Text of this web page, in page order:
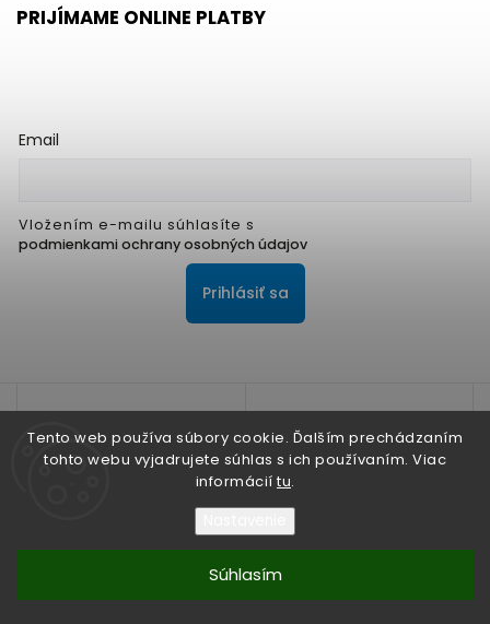
Tento web používa súbory cookie. Ďalším prechádzaním
tohto webu vyjadrujete súhlas s ich používaním. Viac
informácií tu.
Súhlasím
PRIJÍMAME ONLINE PLATBY
Email
Vložením e-mailu súhlasíte s
podmienkami ochrany osobných údajov
Prihlásiť sa
ALPIS SHOP. Všetky práva vyhradené.
Na zlepšenie našich služieb používame cookies. O ich
používaní a možnostiach nastavenia sa dozviete viac v
Nesúhlasím